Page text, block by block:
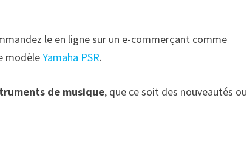
le en ligne sur un e-commerçant comme
modèleYamaha PSR.
de musique, que ce soit des nouveautés ou